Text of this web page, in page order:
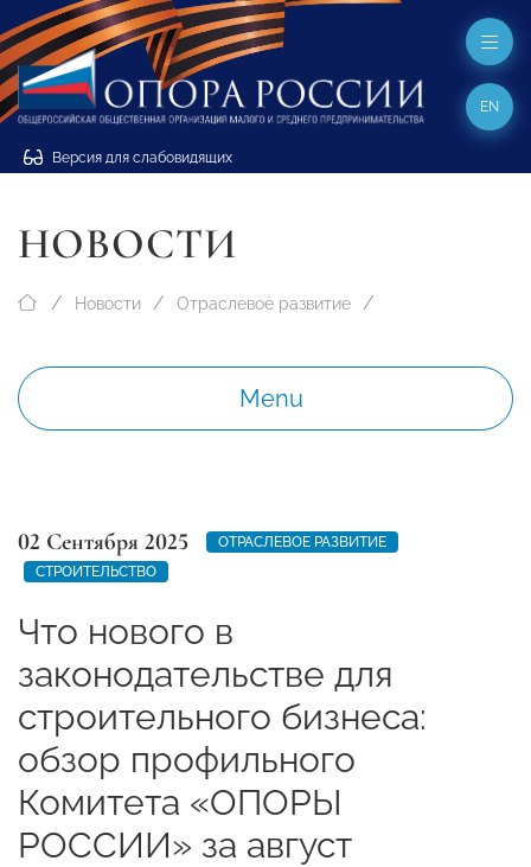
Версия для слабовидящих
EN
НОВОСТИ
Новости Отраслевое развитие
Menu
02 Сентября 2025
ОТРАСЛЕВОЕ РАЗВИТИЕ
СТРОИТЕЛЬСТВО
Что нового в
законодательстве для
строительного бизнеса:
обзор профильного
Комитета «ОПОРЫ
РОССИИ» за август